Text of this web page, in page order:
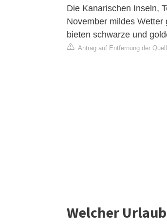
Die Kanarischen Inseln,
November mildes
bieten schwarze und
Antrag auf Entfernung der
Welcher